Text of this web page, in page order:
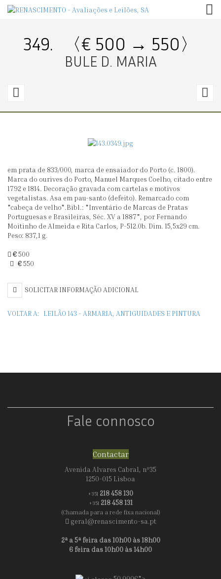
349. 〈€ 500 → 550〉
BULE D. MARIA
〈€
BULE
D.
MARIA
em prata de 833/000, marca de ensaiador do Porto (c. 1800).
Marca do ourives do Porto, Manuel Marques Coelho, citado entre
1792 e 1814. Decoração gravada com cartelas e motivos
vegetalistas. Asa em pau-santo (defeito). Remarcado com
"cabeça de velho".Bibl.: "Inventário de Marcas de Pratas
Portuguesas e Brasileiras, Séc. XV a 1887", por Fernando
Moitinho de Almeida e Rita Carlos, P-512.0b. Dim. 15,5x29 cm.
Peso: 837,1 g.
€500
€550
SOLICITAR INFORMAÇÃO ADICIONAL
VOLTAR A: LEILÃO 143 - ARMARIA, ANTIGUIDADES E PINTURA
Fale connosco
Contactar
Avenida Alvares Cabral, nº35
1250-015 Lisboa
+351 218 458 130
+351 218 458 131
(Chamada para a rede fixa nacional)
geral@renascimento-sa.pt
2ª a 5ª feira das 10h00 às 18h00
6 feira das 10h00 às 14h00